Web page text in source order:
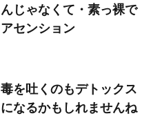
んじゃなくて・素っ裸で
アセンション
毒を吐くのもデトックス
になるかもしれませんね